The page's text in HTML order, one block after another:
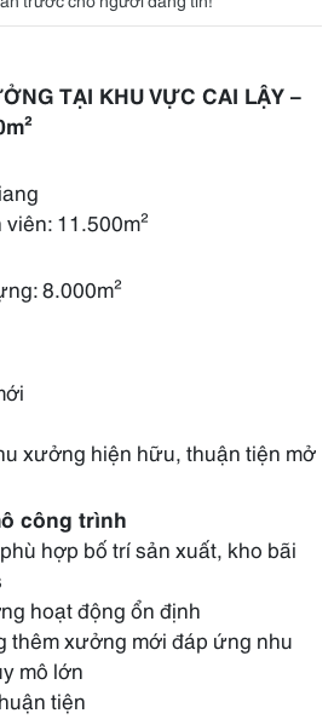
TẠI KHU VỰC CAI LẬY –
11.500m²
8.000m²
xưởng hiện hữu, thuận tiện mở
công trình
hợp bố trí sản xuất, kho bãi
hoạt động ổn định
thêm xưởng mới đáp ứng nhu
mô lớn
tiện